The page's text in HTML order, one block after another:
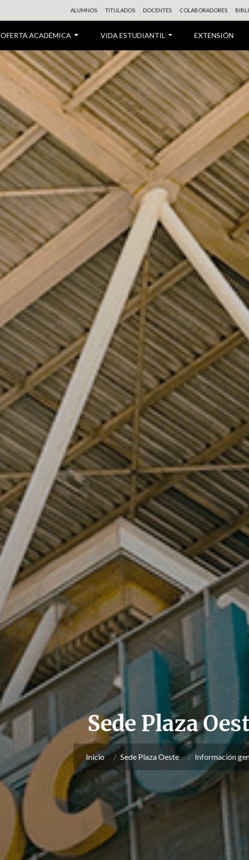
OFERTA ACADÉMICA VIDA ESTUDIANTIL EXTENSIÓN
ALUMNOS TITULADOS DOCENTES COLABORADORES
Sede Plaza
Inicio Sede Plaza Oeste Información